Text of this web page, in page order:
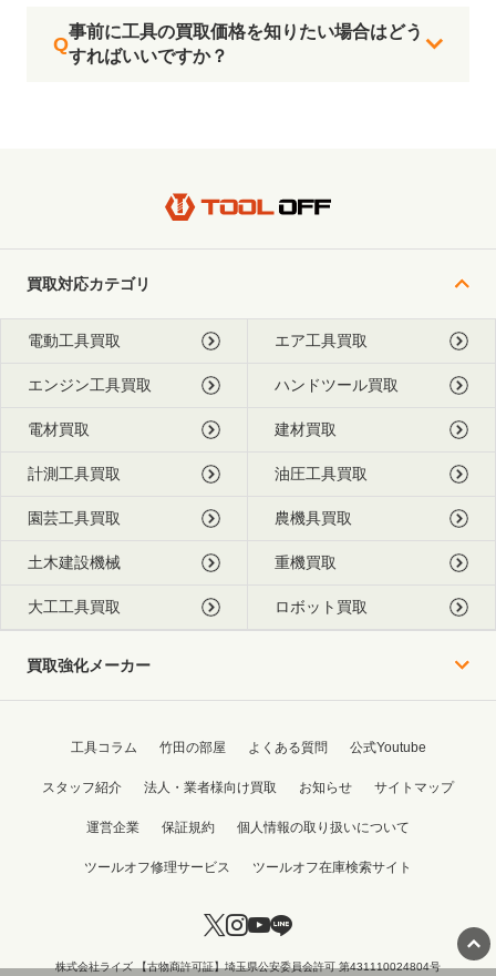
事前に工具の買取価格を知りたい場合はどう
すればいいですか？
買取対応カテゴリ
電動工具買取 エア工具買取
エンジン工具買取 ハンドツール買取
電材買取 建材買取
計測工具買取 油圧工具買取
園芸工具買取 農機具買取
土木建設機械 重機買取
大工工具買取 ロボット買取
買取強化メーカー
工具コラム 竹田の部屋 よくある質問 公式Youtube
スタッフ紹介 法人・業者様向け買取 お知らせ サイトマップ
運営企業 保証規約 個人情報の取り扱いについて
ツールオフ修理サービス ツールオフ在庫検索サイト
株式会社ライズ 【古物商許可証】埼玉県公安委員会許可 第431110024804号